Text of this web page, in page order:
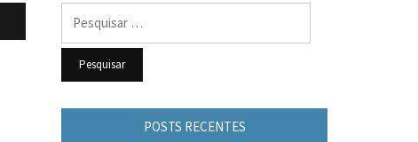
POSTS RECENTES